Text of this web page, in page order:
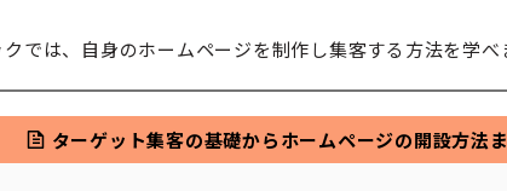
では、自身のホームページを制作し集客する方法を学べ
ターゲット集客の基礎からホームページの開設方法